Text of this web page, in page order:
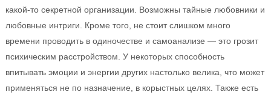
какой-то секретной организации. Возможны тайные любовники и
любовные интриги. Кроме того, не стоит слишком много
времени проводить в одиночестве и самоанализе — это грозит
психическим расстройством. У некоторых способность
впитывать эмоции и энергии других настолько велика, что может
применяться не по назначение, в корыстных целях. Также есть